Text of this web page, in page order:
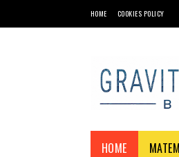
HOME COOKIES POLICY
HOME